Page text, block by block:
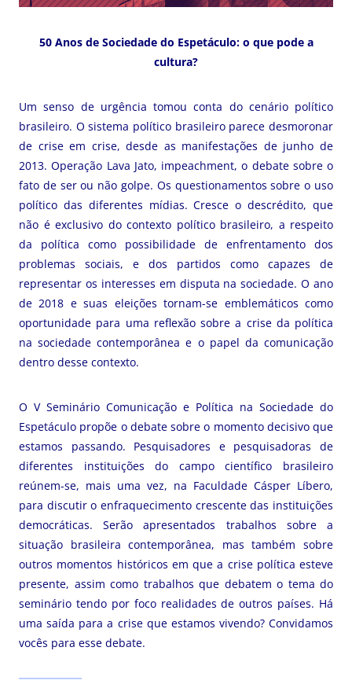
50 Anos de Sociedade do Espetáculo: o que pode a
cultura?
Um senso de urgência tomou conta do cenário político
brasileiro. O sistema político brasileiro parece desmoronar
de crise em crise, desde as manifestações de junho de
2013. Operação Lava Jato, impeachment, o debate sobre o
fato de ser ou não golpe. Os questionamentos sobre o uso
político das diferentes mídias. Cresce o descrédito, que
não é exclusivo do contexto político brasileiro, a respeito
da política como possibilidade de enfrentamento dos
problemas sociais, e dos partidos como capazes de
representar os interesses em disputa na sociedade. O ano
de 2018 e suas eleições tornam-se emblemáticos como
oportunidade para uma reflexão sobre a crise da política
na sociedade contemporânea e o papel da comunicação
dentro desse contexto.
O V Seminário Comunicação e Política na Sociedade do
Espetáculo propõe o debate sobre o momento decisivo que
estamos passando. Pesquisadores e pesquisadoras de
diferentes instituições do campo científico brasileiro
reúnem-se, mais uma vez, na Faculdade Cásper Líbero,
para discutir o enfraquecimento crescente das instituições
democráticas. Serão apresentados trabalhos sobre a
situação brasileira contemporânea, mas também sobre
outros momentos históricos em que a crise política esteve
presente, assim como trabalhos que debatem o tema do
seminário tendo por foco realidades de outros países. Há
uma saída para a crise que estamos vivendo? Convidamos
vocês para esse debate.